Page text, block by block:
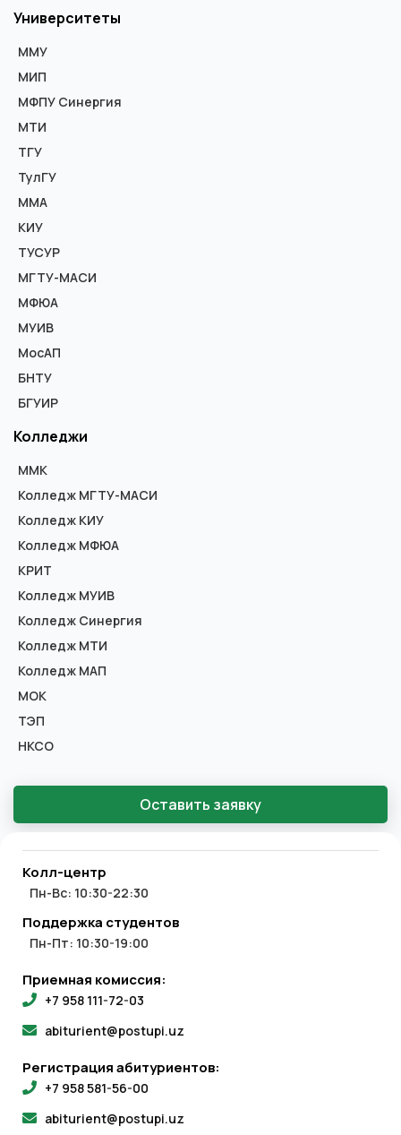
Университеты
ММУ
МИП
МФПУ Синергия
МТИ
ТГУ
ТулГУ
ММА
КИУ
ТУСУР
МГТУ-МАСИ
МФЮА
МУИВ
МосАП
БНТУ
БГУИР
Колледжи
ММК
Колледж МГТУ-МАСИ
Колледж КИУ
Колледж МФЮА
КРИТ
Колледж МУИВ
Колледж Синергия
Колледж МТИ
Колледж МАП
МОК
ТЭП
НКСО
Оставить заявку
Колл-центр
Пн-Вс: 10:30-22:30
Поддержка студентов
Пн-Пт: 10:30-19:00
Приемная комиссия:
+7 958 111-72-03
abiturient@postupi.uz
Регистрация абитуриентов:
+7 958 581-56-00
abiturient@postupi.uz